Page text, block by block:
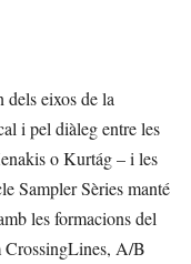
dels eixos de la
i pel diàleg entre les
o Kurtág – i les
Sampler Sèries manté
les formacions del
CrossingLines, A/B